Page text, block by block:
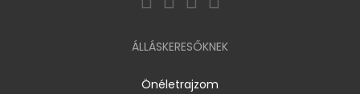
ÁLLÁSKERESŐKNEK
Önéletrajzom